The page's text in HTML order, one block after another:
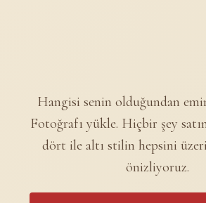
Hangisi senin olduğundan
Fotoğrafı yükle. Hiçbir şey
dört ile altı stilin hepsini
önizliyoruz.